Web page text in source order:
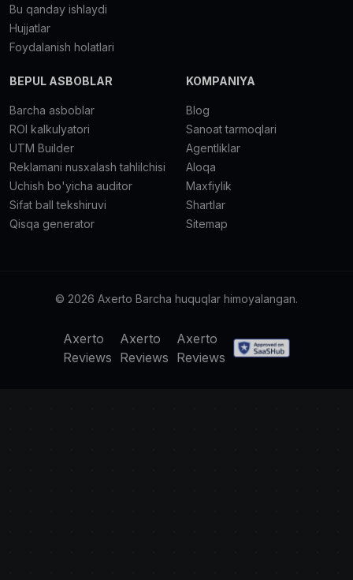
Bu qanday ishlaydi
Hujjatlar
Foydalanish holatlari
BEPUL ASBOBLAR
Barcha asboblar
ROI kalkulyatori
UTM Builder
Reklamani nusxalash tahlilchisi
Uchish bo'yicha auditor
Sifat ball tekshiruvi
Qisqa generator
KOMPANIYA
Blog
Sanoat tarmoqlari
Agentliklar
Aloqa
Maxfiylik
Shartlar
Sitemap
© 2026 Axerto Barcha huquqlar himoyalangan.
Axerto
Reviews
Axerto
Reviews
Axerto
Reviews